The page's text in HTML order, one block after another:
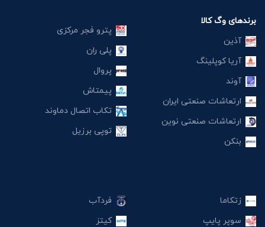
برندهای وگ کالا
آذین
آریا کوپلینگ
آوند
ارتعاشات صنعتی ایران
ارتعاشات صنعتی نوین
بنکن
پترو فجر مرکزی
پلی ران
پروال
پیمتاش
تکاب اتصال دماوند
توپی برزیل
زتکاما
سوپر پایپ
فردآب
کیتز